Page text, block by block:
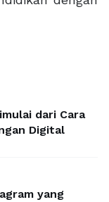
dari Cara
Digital
yang